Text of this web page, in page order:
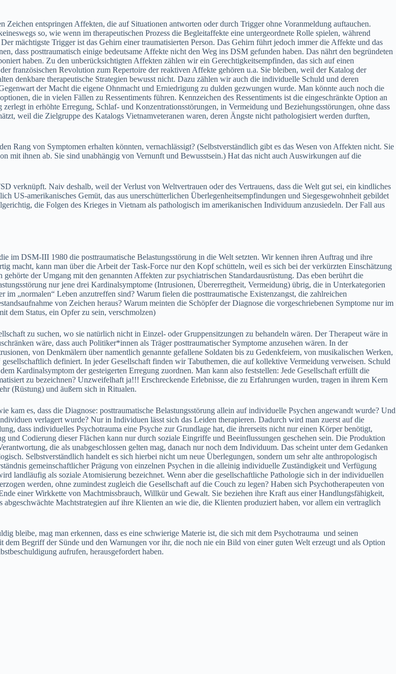
entspringen Affekten, die auf Situationen antworten oder durch Trigger ohne Voranmeldung auftauchen.
so, wie wenn im therapeutischen Prozess die Begleitaffekte eine untergeordnete Rolle spielen, während
mächtigste Trigger ist das Gehirn einer traumatisierten Person. Das Gehirn führt jedoch immer die Affekte und das
dass posttraumatisch einige bedeutsame Affekte nicht den Weg ins DSM gefunden haben. Das nährt den begründeten
haben. Zu den unberücksichtigten Affekten zählen wir ein Gerechtigkeitsempfinden, das sich auf einen
französischen Revolution zum Repertoire der reaktiven Affekte gehören u.a. Sie bleiben, weil der Katalog der
denkbare therapeutische Strategien bewusst nicht. Dazu zählen wir auch die individuelle Schuld und deren
der Macht die eigene Ohnmacht und Erniedrigung zu dulden gezwungen wurde. Man könnte auch noch die
die in vielen Fällen zu Ressentiments führen. Kennzeichen des Ressentiments ist die eingeschränkte Option an
in erhöhte Erregung, Schlaf- und Konzentrationsstörungen, in Vermeidung und Beziehungsstörungen, ohne dass
weil die Zielgruppe des Katalogs Vietnamveteranen waren, deren Ängste nicht pathologisiert werden durften,
Rang von Symptomen erhalten könnten, vernachlässigt? (Selbstverständlich gibt es das Wesen von Affekten nicht. Sie
mit ihnen ab. Sie sind unabhängig von Vernunft und Bewusstsein.) Hat das nicht auch Auswirkungen auf die
verknüpft. Naiv deshalb, weil der Verlust von Weltvertrauen oder des Vertrauens, dass die Welt gut sei, ein kindliches
US-amerikanisches Gemüt, das aus unerschütterlichen Überlegenheitsempfindungen und Siegesgewohnheit gebildet
die Folgen des Krieges in Vietnam als pathologisch im amerikanischen Individuum anzusiedeln. Der Fall aus
DSM-III 1980 die posttraumatische Belastungsstörung in die Welt setzten. Wir kennen ihren Auftrag und ihre
macht, kann man über die Arbeit der Task-Force nur den Kopf schütteln, weil es sich bei der verkürzten Einschätzung
der Umgang mit den genannten Affekten zur psychiatrischen Standardausrüstung. Das eben berührt die
nur jene drei Kardinalsymptome (Intrusionen, Übererregtheit, Vermeidung) übrig, die in Unterkategorien
„normalen“ Leben anzutreffen sind? Warum fielen die posttraumatische Existenzangst, die zahlreichen
von Zeichen heraus? Warum meinten die Schöpfer der Diagnose die vorgeschriebenen Symptome nur im
dem Status, ein Opfer zu sein, verschmolzen)
zu suchen, wo sie natürlich nicht in Einzel- oder Gruppensitzungen zu behandeln wären. Der Therapeut wäre in
wäre, dass auch Politiker*innen als Träger posttraumatischer Symptome anzusehen wären. In der
von Denkmälern über namentlich genannte gefallene Soldaten bis zu Gedenkfeiern, von musikalischen Werken,
definiert. In jeder Gesellschaft finden wir Tabuthemen, die auf kollektive Vermeidung verweisen. Schuld
Kardinalsymptom der gesteigerten Erregung zuordnen. Man kann also feststellen: Jede Gesellschaft erfüllt die
zu bezeichnen? Unzweifelhaft ja!!! Erschreckende Erlebnisse, die zu Erfahrungen wurden, tragen in ihrem Kern
(Rüstung) und äußern sich in Ritualen.
kam es, dass die Diagnose: posttraumatische Belastungsstörung allein auf individuelle Psychen angewandt wurde? Und
verlagert wurde? Nur in Individuen lässt sich das Leiden therapieren. Dadurch wird man zuerst auf die
dass individuelles Psychotrauma eine Psyche zur Grundlage hat, die ihrerseits nicht nur einen Körper benötigt,
Codierung dieser Flächen kann nur durch soziale Eingriffe und Beeinflussungen geschehen sein. Die Produktion
die als unabgeschlossen gelten mag, danach nur noch dem Individuum. Das scheint unter dem Gedanken
Selbstverständlich handelt es sich hierbei nicht um neue Überlegungen, sondern um sehr alte anthropologisch
gemeinschaftlicher Prägung von einzelnen Psychen in die alleinig individuelle Zuständigkeit und Verfügung
landläufig als soziale Atomisierung bezeichnet. Wenn aber die gesellschaftliche Pathologie sich in der individuellen
werden, ohne zumindest zugleich die Gesellschaft auf die Couch zu legen? Haben sich Psychotherapeuten von
einer Wirkkette von Machtmissbrauch, Willkür und Gewalt. Sie beziehen ihre Kraft aus einer Handlungsfähigkeit,
Machtstrategien auf ihre Klienten an wie die, die Klienten produziert haben, vor allem ein vertraglich
mag man erkennen, dass es eine schwierige Materie ist, die sich mit dem Psychotrauma und seinen
Begriff der Sünde und den Warnungen vor ihr, die noch nie ein Bild von einer guten Welt erzeugt und als Option
aufrufen, herausgefordert haben.